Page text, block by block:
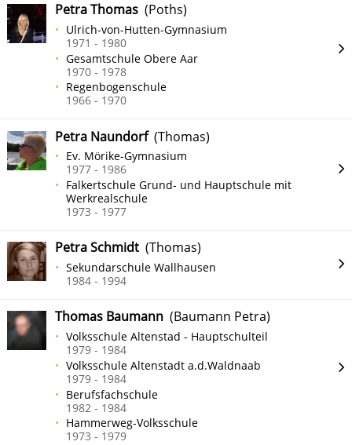
Petra Thomas (Poths)
Ulrich-von-Hutten-Gymnasium
1971 - 1980
Gesamtschule Obere Aar
1970 - 1978
Regenbogenschule
1966 - 1970
Petra Naundorf(Thomas)
Ev. Mörike-Gymnasium
1977 - 1986
Falkertschule Grund- und Hauptschule mit
Werkrealschule
1973 - 1977
Petra Schmidt (Thomas)
Sekundarschule Wallhausen
1984 - 1994
Thomas Baumann (Baumann Petra)
Volksschule Altenstad - Hauptschulteil
1979 - 1984
Volksschule Altenstadt a.d.Waldnaab
1979 - 1984
Berufsfachschule
1982 - 1984
Hammerweg-Volksschule
1973 - 1979